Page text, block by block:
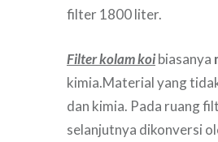
filter 1800 liter.
Filter kolam koibiasanya
kimia.Material yang
dan kimia. Pada ruang
selanjutnya dikonversi